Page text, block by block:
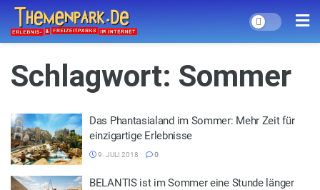
Schlagwort: Sommer
Das Phantasialand im Sommer: Mehr Zeit für
einzigartige Erlebnisse
9. JULI 2018 0
BELANTIS ist im Sommer eine Stunde länger